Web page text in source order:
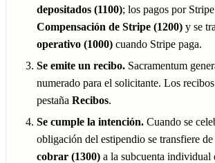
depositados (1100); los pagos por
Compensación de Stripe (1200) y se
operativo (1000) cuando Stripe paga.
Se emite un recibo. Sacramentum
numerado para el solicitante. Los recibos
pestaña Recibos.
Se cumple la intención. Cuando se
obligación del estipendio se transfiere de
cobrar (1300) a la subcuenta individual